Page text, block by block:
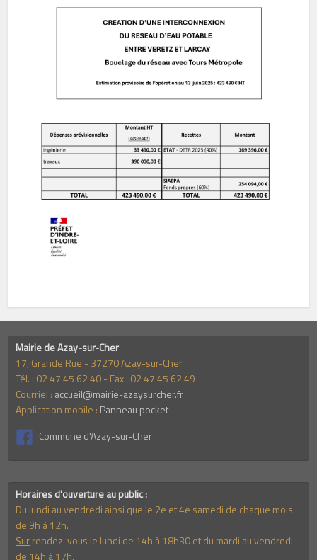
Mairie de Azay-sur-Cher
17, Grande Rue - 37270 Azay-sur-Cher
Tél. : 02 47 45 62 40 - Fax : 02 47 45 62 49
Courriel : accueil@mairie-azaysurcher.fr
Application mobile : Panneau pocket
Commune d'Azay-sur-Cher
Horaires d'ouverture au public :
Du lundi au vendredi ainsi que le 2e et 4e samedi de chaque mois
de 9h à 12h.
Surrendez-vous le lundi de 14h à 18h30 et du mardi au vendredi
de 14h à 17h.